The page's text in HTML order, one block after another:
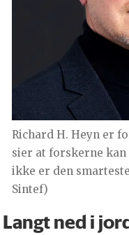
Richard H. Heyn er
sier at forskerne kan
ikke er den
Sintef)
Langt ned i